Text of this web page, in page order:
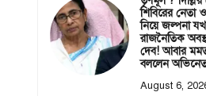
শিবিরের নেতা
নিয়ে জল্পনা
রাজনৈতিক
দেব! আবার
বললেন
August 6,